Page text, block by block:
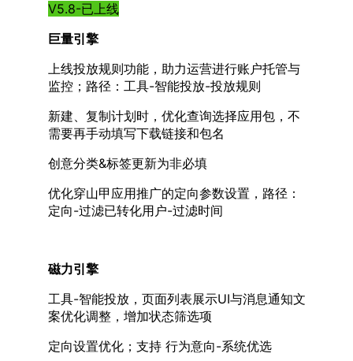
V5.8-已上线
巨量引擎
上线投放规则功能，助力运营进行账户托管与
监控；路径：工具-智能投放-投放规则
新建、复制计划时，优化查询选择应用包，不
需要再手动填写下载链接和包名
创意分类&标签更新为非必填
优化穿山甲应用推广的定向参数设置，路径：
定向-过滤已转化用户-过滤时间
磁力引擎
工具-智能投放，页面列表展示UI与消息通知文
案优化调整，增加状态筛选项
定向设置优化；支持 行为意向-系统优选